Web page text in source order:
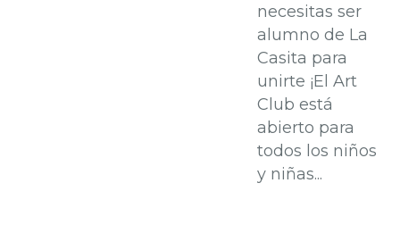
necesitas ser
alumno de La
Casita para
unirte ¡El Art
Club está
abierto para
todos los niños
y niñas...